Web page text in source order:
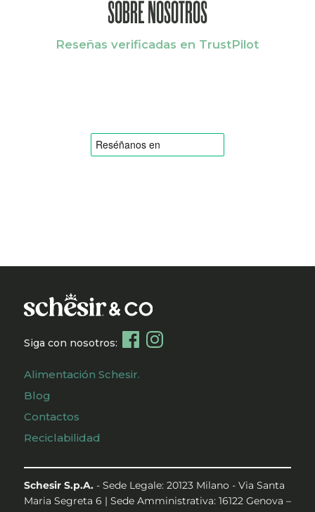
SOBRE NOSOTROS
Reseñas verificadas en TrustPilot
Siga con nosotros:
Alimentación Schesir.
Blog
Contactos
Reciclabilidad
Schesir S.p.A.- Sede Legale: 20123 Milano - Via Santa
Maria Segreta 6 | Sede Amministrativa: 16122 Genova –